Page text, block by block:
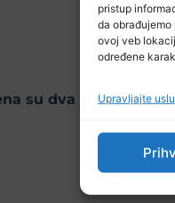
pristup
da
ovoj veb
određene
Upravljajte
su dva nova slučaja